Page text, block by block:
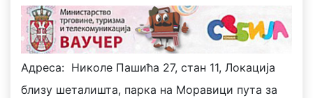
Адреса: Николе Пашића 27, стан 11, Локација
близу шеталишта, парка на Моравици пута за